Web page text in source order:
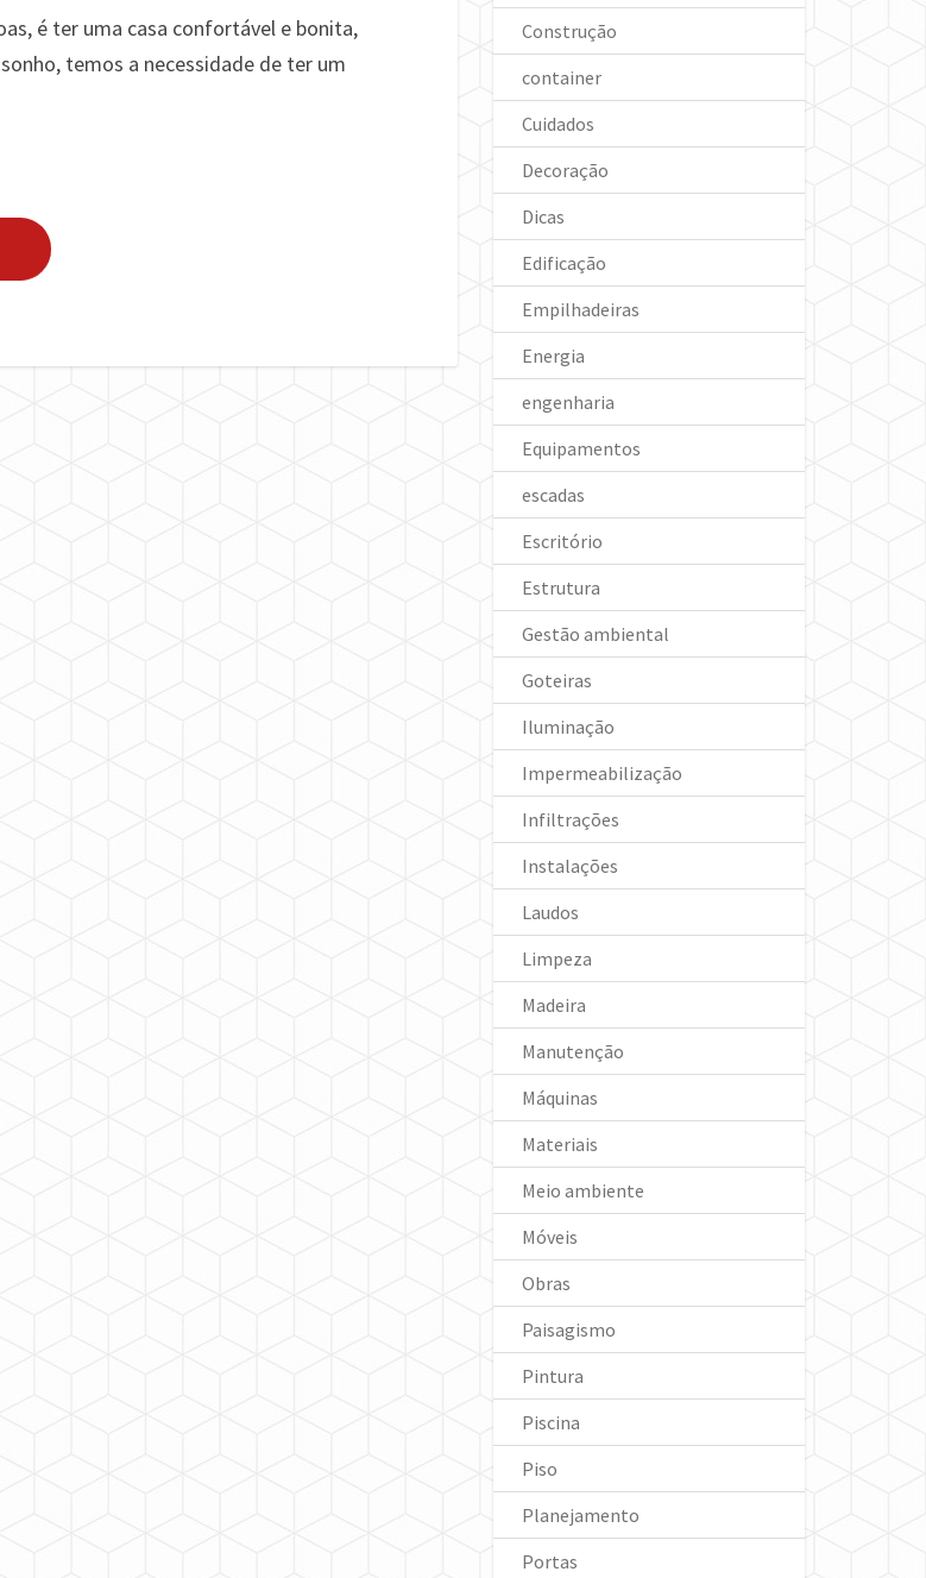
é ter uma casa confortável e bonita,
temos a necessidade de ter um
More
Construção
container
Cuidados
Decoração
Dicas
Edificação
Empilhadeiras
Energia
engenharia
Equipamentos
escadas
Escritório
Estrutura
Gestão ambiental
Goteiras
Iluminação
Impermeabilização
Infiltrações
Instalações
Laudos
Limpeza
Madeira
Manutenção
Máquinas
Materiais
Meio ambiente
Móveis
Obras
Paisagismo
Pintura
Piscina
Piso
Planejamento
Portas